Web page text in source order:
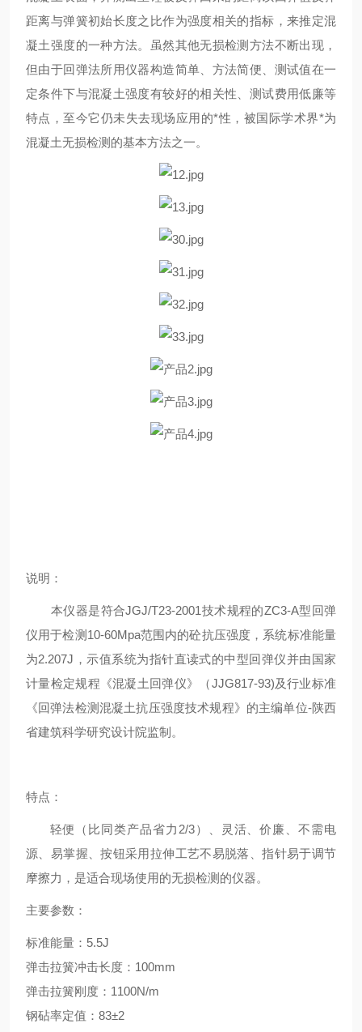
距离与弹簧初始长度之比作为强度相关的指标，来推定混
凝土强度的一种方法。虽然其他无损检测方法不断出现，
但由于回弹法所用仪器构造简单、方法简便、测试值在一
定条件下与混凝土强度有较好的相关性、测试费用低廉等
特点，至今它仍未失去现场应用的*性，被国际学术界*为
混凝土无损检测的基本方法之一。
说明：
本仪器是符合JGJ/T23-2001技术规程的ZC3-A型回弹
仪用于检测10-60Mpa范围内的砼抗压强度，系统标准能量
为2.207J，示值系统为指针直读式的中型回弹仪并由国家
计量检定规程《混凝土回弹仪》（JJG817-93)及行业标准
《回弹法检测混凝土抗压强度技术规程》的主编单位-陕西
省建筑科学研究设计院监制。
特点：
轻便（比同类产品省力2/3）、灵活、价廉、不需电
源、易掌握、按钮采用拉伸工艺不易脱落、指针易于调节
摩擦力，是适合现场使用的无损检测的仪器。
主要参数 ：
标准能量：5.5J
弹击拉簧冲击长度：100mm
弹击拉簧刚度：1100N/m
钢砧率定值：83±2